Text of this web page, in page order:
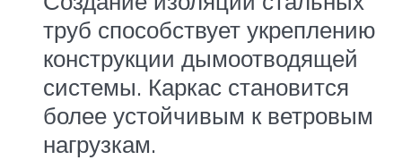
труб способствует укреплению
конструкции дымоотводящей
системы. Каркас становится
более устойчивым к ветровым
нагрузкам.